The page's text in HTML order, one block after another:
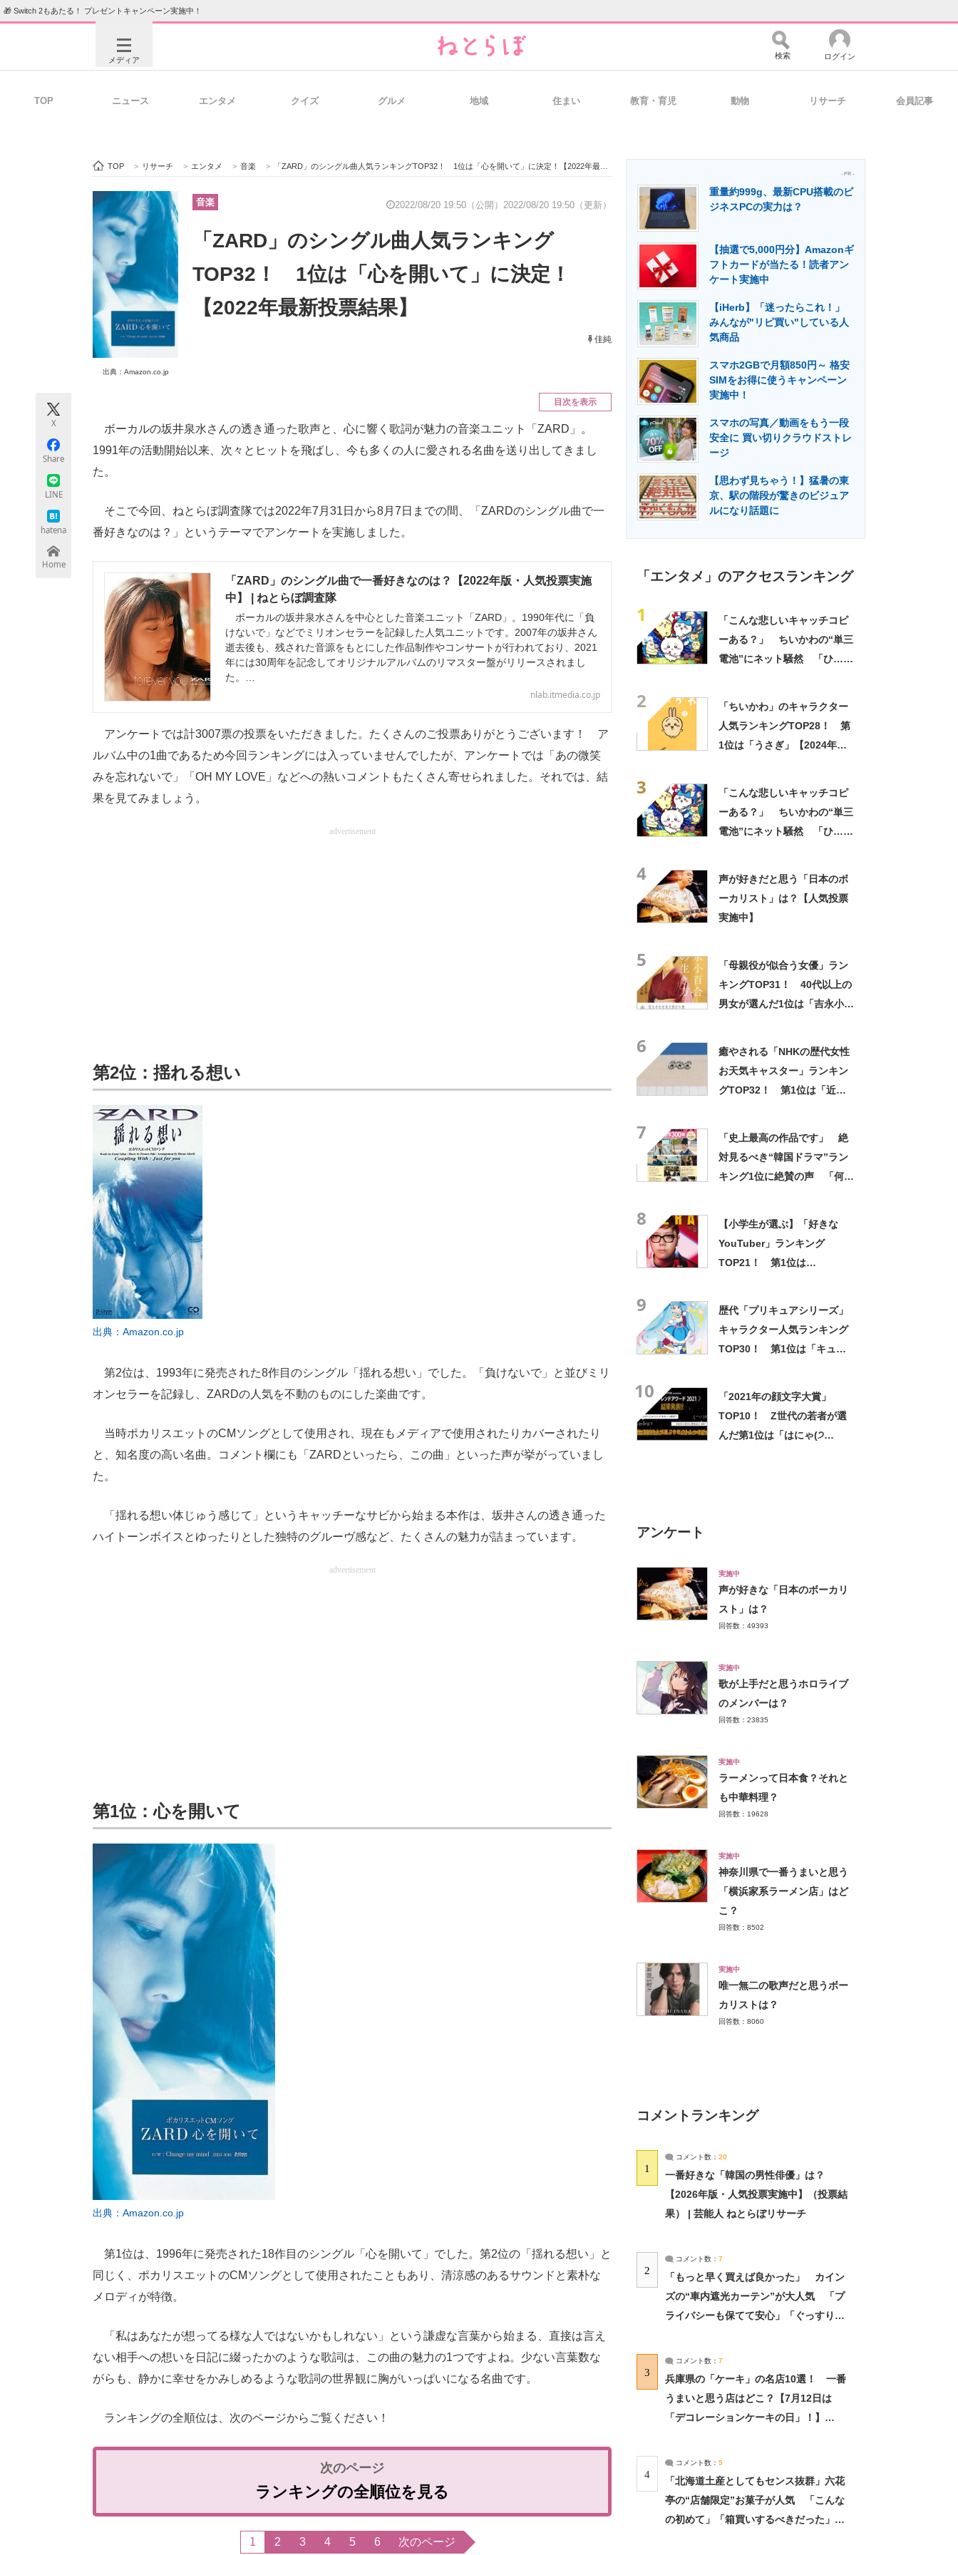
🎁 Switch 2もあたる！ プレゼントキャンペーン実施中！
メディア
ビジネスと働き方のヒント 経営リーダーのコミュニティ マーケ×ITの今がよく分かる
ITエンジニア向け専門サイト 企業向けIT製品の総合サイト IT製品の技術・比較・事例 製造業のIT導入・活用を支援
モノづくり技術者専門サイト エネルギーの専門メディア 建設×テクノロジーの最前線
検索 ログイン
TOP ニュース エンタメ クイズ グルメ 地域 住まい 教育・育児 動物 リサーチ 会員記事
TOP > リサーチ > エンタメ > 音楽 > 「ZARD」のシングル曲人気ランキングTOP32！ 1位は「心を開いて」に決定！【2022年最新投票結果】
出典：Amazon.co.jp
音楽 2022/08/20 19:50（公開） 2022/08/20 19:50（更新）
「ZARD」のシングル曲人気ランキング
TOP32！ 1位は「心を開いて」に決定！
【2022年最新投票結果】
佳純
X
Share
LINE
hatena
Home
目次を表示
ボーカルの坂井泉水さんの透き通った歌声と、心に響く歌詞が魅力の音楽ユニット「ZARD」。
1991年の活動開始以来、次々とヒットを飛ばし、今も多くの人に愛される名曲を送り出してきまし
た。
そこで今回、ねとらぼ調査隊では2022年7月31日から8月7日までの間、「ZARDのシングル曲で一
番好きなのは？」というテーマでアンケートを実施しました。
「ZARD」のシングル曲で一番好きなのは？【2022年版・人気投票実施
中】 | ねとらぼ調査隊
ボーカルの坂井泉水さんを中心とした音楽ユニット「ZARD」。1990年代に「負
けないで」などでミリオンセラーを記録した人気ユニットです。2007年の坂井さん
逝去後も、残された音源をもとにした作品制作やコンサートが行われており、2021
年には30周年を記念してオリジナルアルバムのリマスター盤がリリースされまし
た。…
nlab.itmedia.co.jp
アンケートでは計3007票の投票をいただきました。たくさんのご投票ありがとうございます！ ア
ルバム中の1曲であるため今回ランキングには入っていませんでしたが、アンケートでは「あの微笑
みを忘れないで」「OH MY LOVE」などへの熱いコメントもたくさん寄せられました。それでは、結
果を見てみましょう。
advertisement
第2位：揺れる想い
出典：Amazon.co.jp
第2位は、1993年に発売された8作目のシングル「揺れる想い」でした。「負けないで」と並びミリ
オンセラーを記録し、ZARDの人気を不動のものにした楽曲です。
当時ポカリスエットのCMソングとして使用され、現在もメディアで使用されたりカバーされたり
と、知名度の高い名曲。コメント欄にも「ZARDといったら、この曲」といった声が挙がっていまし
た。
「揺れる想い体じゅう感じて」というキャッチーなサビから始まる本作は、坂井さんの透き通った
ハイトーンボイスとゆったりとした独特のグルーヴ感など、たくさんの魅力が詰まっています。
advertisement
第1位：心を開いて
出典：Amazon.co.jp
第1位は、1996年に発売された18作目のシングル「心を開いて」でした。第2位の「揺れる想い」と
同じく、ポカリスエットのCMソングとして使用されたこともあり、清涼感のあるサウンドと素朴な
メロディが特徴。
「私はあなたが想ってる様な人ではないかもしれない」という謙虚な言葉から始まる、直接は言え
ない相手への想いを日記に綴ったかのような歌詞は、この曲の魅力の1つですよね。少ない言葉数な
がらも、静かに幸せをかみしめるような歌詞の世界観に胸がいっぱいになる名曲です。
ランキングの全順位は、次のページからご覧ください！
ランキングの全順位を見る
1 2 3 4 5 6 次のページ
- PR -
重量約999g、最新CPU搭載のビ
ジネスPCの実力は？
【抽選で5,000円分】Amazonギ
フトカードが当たる！読者アン
ケート実施中
【iHerb】「迷ったらこれ！」
みんなが"リピ買い"している人
気商品
スマホ2GBで月額850円～ 格安
SIMをお得に使うキャンペーン
実施中！
スマホの写真／動画をもう一段
安全に 買い切りクラウドストレ
ージ
【思わず見ちゃう！】猛暑の東
京、駅の階段が驚きのビジュア
ルになり話題に
「エンタメ」のアクセスランキング
1
「こんな悲しいキャッチコピ
ーある？」 ちいかわの“単三
電池”にネット騒然 「ひ…人
2
「ちいかわ」のキャラクター
人気ランキングTOP28！ 第
1位は「うさぎ」【2024年最
3
「こんな悲しいキャッチコピ
ーある？」 ちいかわの“単三
電池”にネット騒然 「ひ…人
4
声が好きだと思う「日本のボ
ーカリスト」は？【人気投票
実施中】
5
「母親役が似合う女優」ラン
キングTOP31！ 40代以上の
男女が選んだ1位は「吉永小百
6
癒やされる「NHKの歴代女性
お天気キャスター」ランキン
グTOP32！ 第1位は「近藤
7
「史上最高の作品です」 絶
対見るべき“韓国ドラマ”ラン
キング1位に絶賛の声 「何度
8
【小学生が選ぶ】「好きな
YouTuber」ランキング
TOP21！ 第1位は
9
歴代「プリキュアシリーズ」
キャラクター人気ランキング
TOP30！ 第1位は「キュア
10
「2021年の顔文字大賞」
TOP10！ Z世代の若者が選
んだ第1位は「はにゃ(੭
アンケート
実施中
声が好きな「日本のボーカリ
スト」は？
回答数：49393
実施中
歌が上手だと思うホロライブ
のメンバーは？
回答数：23835
実施中
ラーメンって日本食？それと
も中華料理？
回答数：19628
実施中
神奈川県で一番うまいと思う
「横浜家系ラーメン店」はど
こ？
回答数：8502
実施中
唯一無二の歌声だと思うボー
カリストは？
回答数：8060
コメントランキング
1
コメント数： 20
一番好きな「韓国の男性俳優」は？
【2026年版・人気投票実施中】（投票結
果） | 芸能人 ねとらぼリサーチ
2
コメント数： 7
「もっと早く買えば良かった」 カイン
ズの“車内遮光カーテン”が大人気 「プ
ライバシーも保てて安心」「ぐっすり眠
3
コメント数： 7
兵庫県の「ケーキ」の名店10選！ 一番
うまいと思う店はどこ？【7月12日は
「デコレーションケーキの日」！】
4
コメント数： 5
「北海道土産としてもセンス抜群」六花
亭の“店舗限定”お菓子が人気 「こんな
の初めて」「箱買いするべきだった」